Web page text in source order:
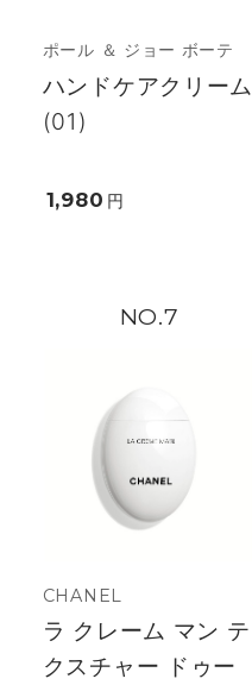
ポール ＆ ジョー ボーテ
ハンドケアクリーム
(01)
1,980 円
7
CHANEL
ラ クレーム マン テ
クスチャー ドゥー